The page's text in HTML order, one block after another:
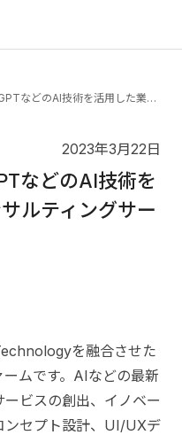
OpenAI提供のChatGPTなどのAI技術を活用した業務設計コンサルティングサービス開始
2023年3月22日
などのAI技術を
ルティングサー
を融合させた
ムです。AIなどの最新
ビスの創出、イノベー
ンセプト設計、UI/UXデ